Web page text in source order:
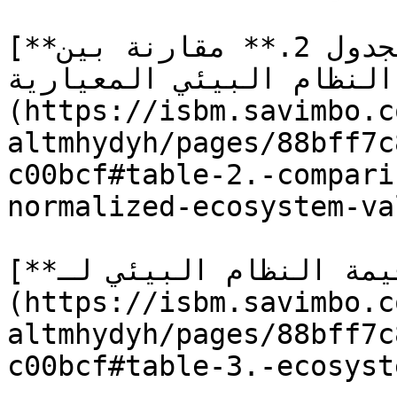
[**الجدول 2.** مقارنة بين VBCs الصادرة مع قيمة
النظام البيئي المعيارية]
(https://
altmhydyh/pages/
c00bcf#table-2.-
normalized-ecosystem-
[**الجدول 3.** قيمة النظام البيئي لـ VBCs]
(https://
altmhydyh/pages/
c00bcf#table-3.-